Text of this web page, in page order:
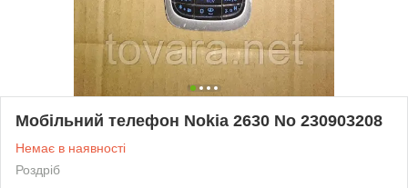
Мобільний телефон Nokia 2630 No 230903208
Немає в наявності
Роздріб